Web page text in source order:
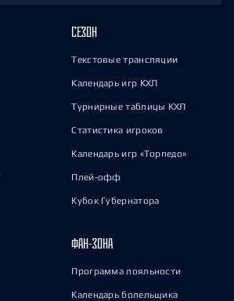
СЕЗОН
Текстовые трансляции
Календарь игр КХЛ
Турнирные таблицы КХЛ
Статистика игроков
Календарь игр «Торпедо»
Плей-офф
Кубок Губернатора
ФАН-ЗОНА
Программа лояльности
Календарь болельщика